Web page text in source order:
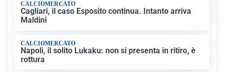
CALCIOMERCATO
Cagliari, il caso Esposito continua. Intanto arriva
Maldini
CALCIOMERCATO
Napoli, il solito Lukaku: non si presenta in ritiro, è
rottura